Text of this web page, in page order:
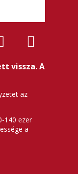
vissza. A
az
140 ezer
a